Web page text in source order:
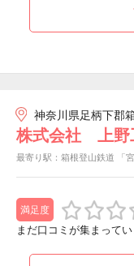
神奈川県足柄下郡
株式会社 上野
最寄り駅：箱根登山鉄道 「
満足度
まだ口コミが集まって